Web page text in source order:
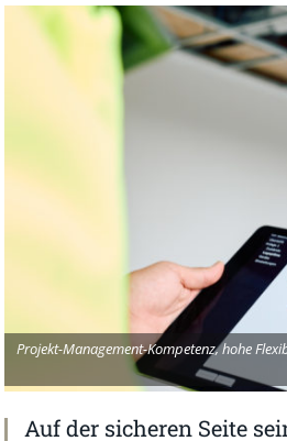
Projekt-Management-Kompetenz, hohe
Auf der sicheren Seite